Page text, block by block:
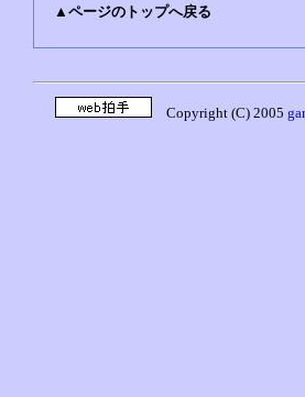
▲ページのトップへ戻る
Copyright (C) 2005